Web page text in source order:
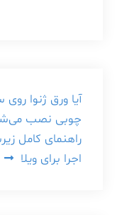
راهبری
نوشته
آیا ورق ژنوا روی
چوبی نصب
راهنمای کامل
اجرا برای ویلا